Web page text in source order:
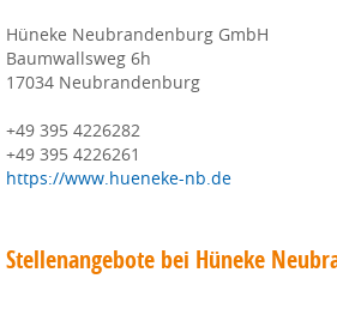
Hüneke Neubrandenburg GmbH
Baumwallsweg 6h
17034 Neubrandenburg
+49 395 4226282
+49 395 4226261
https://www.hueneke-nb.de
Stellenangebote bei Hüneke